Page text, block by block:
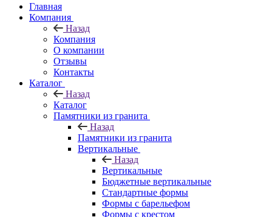
Главная
Компания
Назад
Компания
О компании
Отзывы
Контакты
Каталог
Назад
Каталог
Памятники из гранита
Назад
Памятники из гранита
Вертикальные
Назад
Вертикальные
Бюджетные вертикальные
Стандартные формы
Формы с барельефом
Формы с крестом